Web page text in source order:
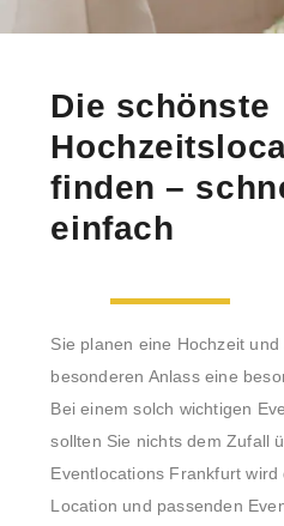
Die schönste
finden –
einfach
Sie planen eine Hochzeit
besonderen Anlass eine
Bei einem solch wichtigen
sollten Sie nichts dem Zufall
Eventlocations Frankfurt
Location und passenden